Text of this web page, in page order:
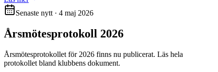
Senaste nytt · 4 maj 2026
Årsmötesprotokoll 2026
Årsmötesprotokollet för 2026 finns nu publicerat. Läs hela
protokollet bland klubbens dokument.